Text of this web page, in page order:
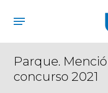
content
Menu
Parque.
concurso 2021